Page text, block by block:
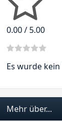
0.00 / 5.00
Es wurde
Mehr über...